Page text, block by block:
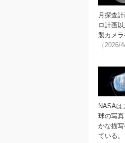
月探査
ロ計画
製カメ
（2026/
NASAは
球の写
かな描
ている。